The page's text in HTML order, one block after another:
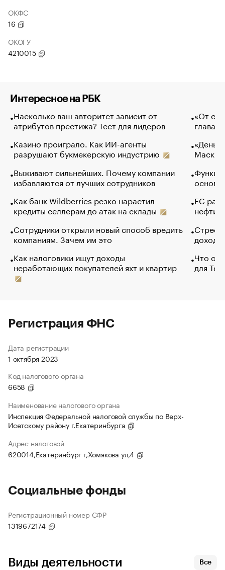
ОКФС
16
ОКОГУ
4210015
Интересное на РБК
Насколько ваш авторитет зависит от
атрибутов престижа? Тест для лидеров
Казино проиграло. Как ИИ-агенты
разрушают букмекерскую индустрию
Выживают сильнейших. Почему компании
избавляются от лучших сотрудников
Как банк Wildberries резко нарастил
кредиты селлерам до атак на склады
Сотрудники открыли новый способ вредить
компаниям. Зачем им это
Как налоговики ищут доходы
неработающих покупателей яхт и квартир
«От
глава
Маск в
основ
ЕС
нефти
Что
для
Регистрация ФНС
Дата регистрации
1 октября 2023
Код налогового органа
6658
Наименование налогового органа
Инспекция Федеральной налоговой службы по Верх-
Исетскому району г.Екатеринбурга
Адрес налоговой
620014,Екатеринбург г,Хомякова ул,4
Социальные фонды
Регистрационный номер СФР
1319672174
Виды деятельности Все